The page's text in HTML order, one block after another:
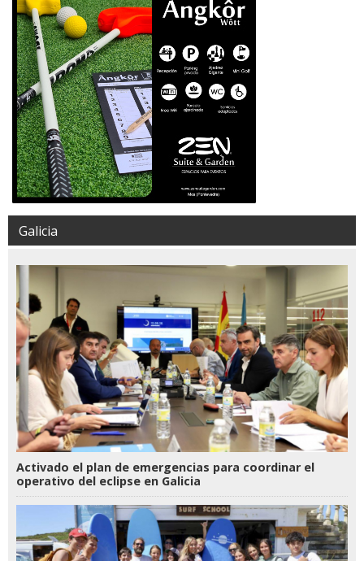
Galicia
Activado el plan de emergencias para coordinar el
operativo del eclipse en Galicia